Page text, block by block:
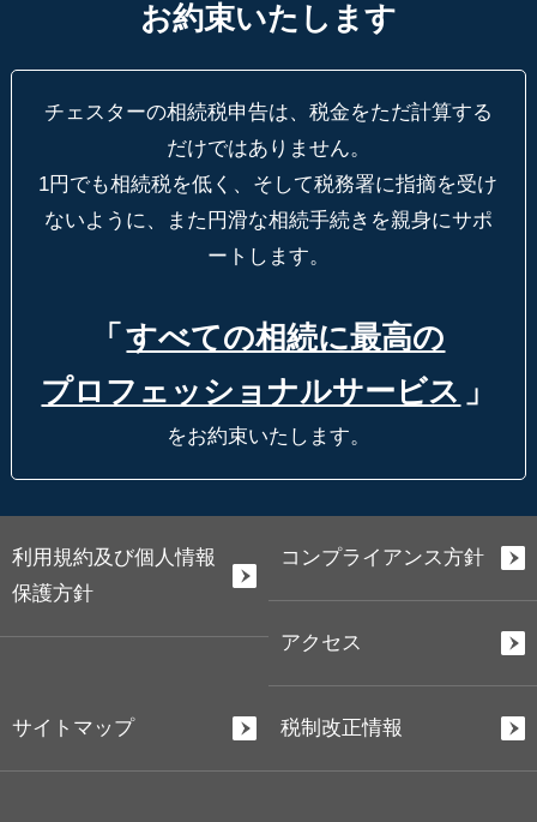
お約束いたします
チェスターの相続税申告は、税金をただ計算する
だけではありません。
1円でも相続税を低く、そして税務署に指摘を受け
ないように、
また円滑な相続手続きを親身にサポ
ートします。
「 すべての相続に最高の
プロフェッショナルサービス 」
をお約束いたします。
利用規約及び個人情報
保護方針
コンプライアンス方針
アクセス
サイトマップ 税制改正情報